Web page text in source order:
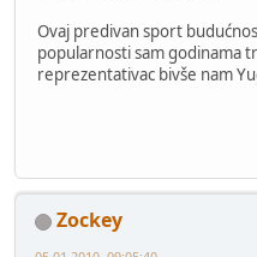
Ovaj predivan sport
popularnosti sam godinama
reprezentativac bivše nam
Zockey